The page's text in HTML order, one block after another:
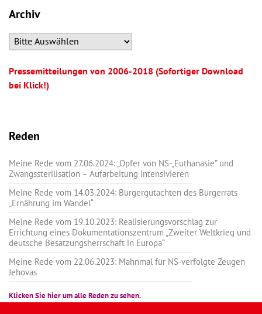
Archiv
Pressemitteilungen von 2006-2018 (Sofortiger Download
bei Klick!)
Reden
Meine Rede vom 27.06.2024: „Opfer von NS-„Euthanasie” und
Zwangssterilisation – Aufarbeitung intensivieren
Meine Rede vom 14.03.2024: Bürgergutachten des Bürgerrats
„Ernährung im Wandel“
Meine Rede vom 19.10.2023: Realisierungsvorschlag zur
Errichtung eines Dokumentationszentrum „Zweiter Weltkrieg und
deutsche Besatzungsherrschaft in Europa“
Meine Rede vom 22.06.2023: Mahnmal für NS-verfolgte Zeugen
Jehovas
Klicken Sie hier um alle Reden zu sehen.